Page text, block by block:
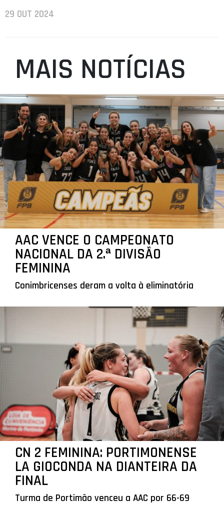
29 OUT 2024
MAIS NOTÍCIAS
AAC VENCE O CAMPEONATO
NACIONAL DA 2.ª DIVISÃO
FEMININA
Conimbricenses deram a volta à eliminatória
CN 2 FEMININA: PORTIMONENSE
LA GIOCONDA NA DIANTEIRA DA
FINAL
Turma de Portimão venceu a AAC por 66-69